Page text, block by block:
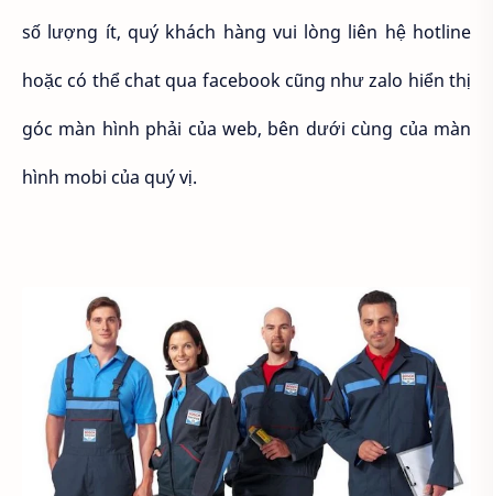
số lượng ít, quý khách hàng vui lòng liên hệ hotline
hoặc có thể chat qua facebook cũng như zalo hiển thị
góc màn hình phải của web, bên dưới cùng của màn
hình mobi của quý vị.